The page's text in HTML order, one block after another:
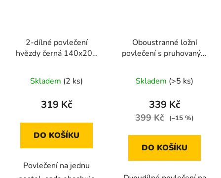
2-dílné povlečení
hvězdy černá 140x200
Skladem (2 ks)
319 Kč
DO KOŠÍKU
Povlečení na jednu
Oboustranné ložní
povlečení s pruhovaným
v modro-tyrkysové
kombinaci 140 × 200
Skladem (>5 ks)
339 Kč
399 Kč (–15 %)
DO KOŠÍKU